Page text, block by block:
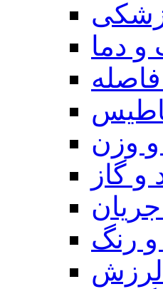
دما
و وزن
و گاز
جریان
و رنگ